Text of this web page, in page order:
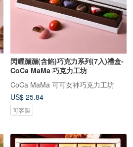
閃耀蹦蹦(含餡)巧克力系列(7入)禮盒-
CoCa MaMa 巧克力工坊
CoCa MaMa 可可女神巧克力工坊
US$ 25.84
可客製